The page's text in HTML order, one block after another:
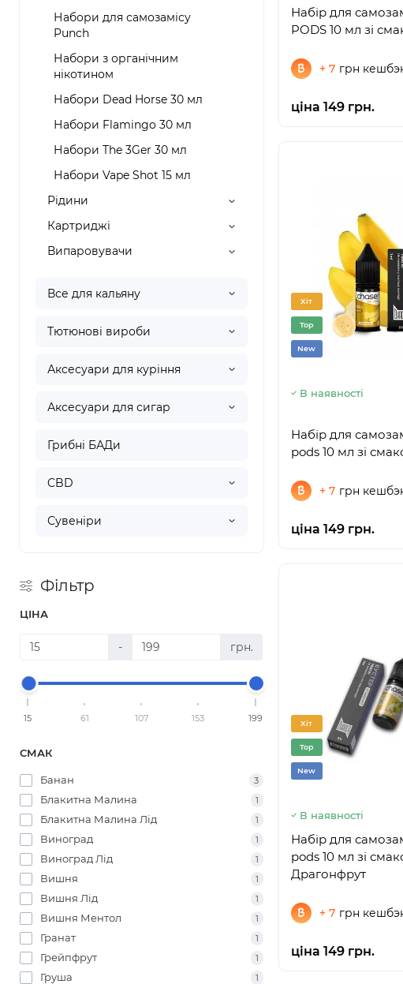
Набори для самозамісу
Punch
Набори з органічним
нікотином
Набори Dead Horse 30 мл
Набори Flamingo 30 мл
Набори The 3Ger 30 мл
Набори Vape Shot 15 мл
Рідини
Картриджі
Випаровувачи
Все для кальяну
Тютюнові вироби
Аксесуари для куріння
Аксесуари для сигар
Грибні БАДи
CBD
Сувеніри
Фільтр
ЦІНА
- грн.
15 61 107 153 199
СМАК
Банан 3
Блакитна Малина 1
Блакитна Малина Лід 1
Виноград 1
Виноград Лід 1
Вишня 1
Вишня Лід 1
Вишня Ментол 1
Гранат 1
Грейпфрут 1
Груша 1
Набір для
PODS 10 мл зі
+ 7 грн
ціна 149 грн.
Хіт
Top
New
В наявності
Набір для
pods 10 мл зі
+ 7 грн
ціна 149 грн.
Хіт
Top
New
В наявності
Набір для
pods 10 мл зі
Драгонфрут
+ 7 грн
ціна 149 грн.